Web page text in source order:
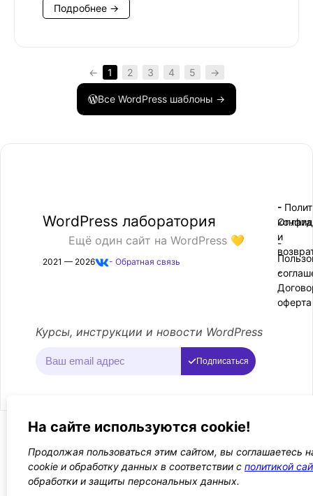
Подробнее →
← 1 2 3 4 5 →
Все WordPress шаблоны →
WordPress лаборатория
Ещё один сайт на WordPress 💛
2021 — 2026 - Обратная связь
-
-
-
Оплата
и
-
оферта
Курсы, инструкции и новости WordPress
Подписаться
На сайте используются cookie!
Продолжая пользоваться этим сайтом, вы соглашаетесь
cookie и обработку данных в соответствии с политикой
обработки и защиты персональных данных.